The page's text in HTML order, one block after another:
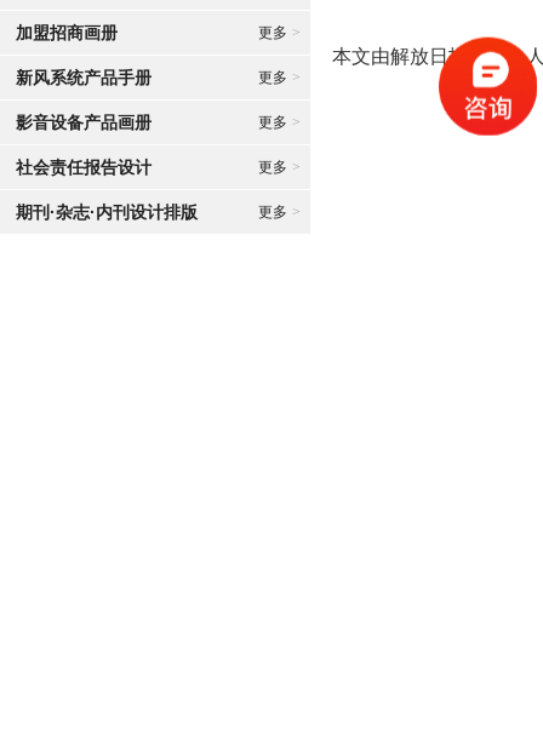
加盟招商画册 更多 >
新风系统产品手册 更多 >
影音设备产品画册 更多 >
社会责任报告设计 更多 >
期刊·杂志·内刊设计排版 更多 >
本文由解放日报原创，